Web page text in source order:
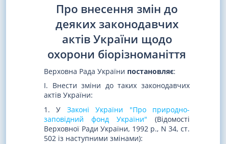
Про внесення змін до
деяких законодавчих
актів України щодо
охорони біорізноманіття
Верховна Рада України постановляє:
I. Внести зміни до таких законодавчих
актів України:
1. У Законі України "Про природно-
заповідний фонд України" (Відомості
Верховної Ради України, 1992 р., N 34, ст.
502 із наступними змінами):